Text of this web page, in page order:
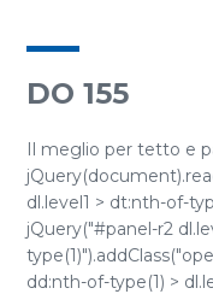
DO 155
Il meglio per tetto e
dl.level1 > dt:nth-of-
jQuery("#panel-r2
dd:nth-of-type(1) >